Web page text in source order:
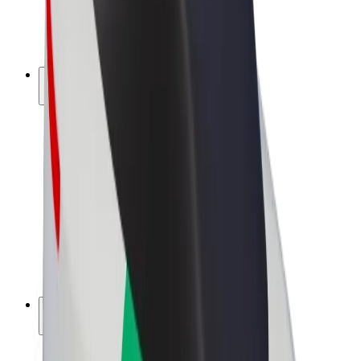
Bicicletta elettrica
Bolt Plus
Collabora con Bolt
Ricavi autista
Ricavi corriere
Esercenti Bolt Food
Lavora con noi